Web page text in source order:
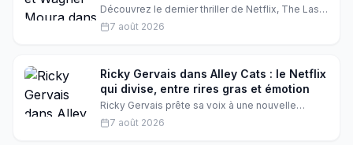
tiendra en haleine
Découvrez le dernier thriller de Netflix, The Last
House, avec Greta Lee et Wagner Moura. Un film
qui allie sci-fi, horreur, mystère et drame
7 août 2026
Ricky Gervais dans Alley Cats : le Netflix
qui divise, entre rires gras et émotion
Ricky Gervais prête sa voix à une nouvelle
comédie animée Netflix, Alley Cats. Entre humour
potache et tendresse, le résultat laisse les
7 août 2026